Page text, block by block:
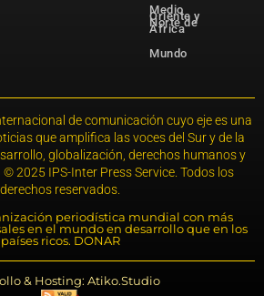
Medio
Oriente y
Norte de
África
Mundo
de comunicación cuyo eje es una
que amplifica las voces del Sur y de la
globalización, derechos humanos y
2025 IPS-Inter Press Service. Todos los
derechos reservados.
periodística mundial con más
en el mundo en desarrollo que en los
países ricos. DONAR
& Hosting: Atiko.Studio